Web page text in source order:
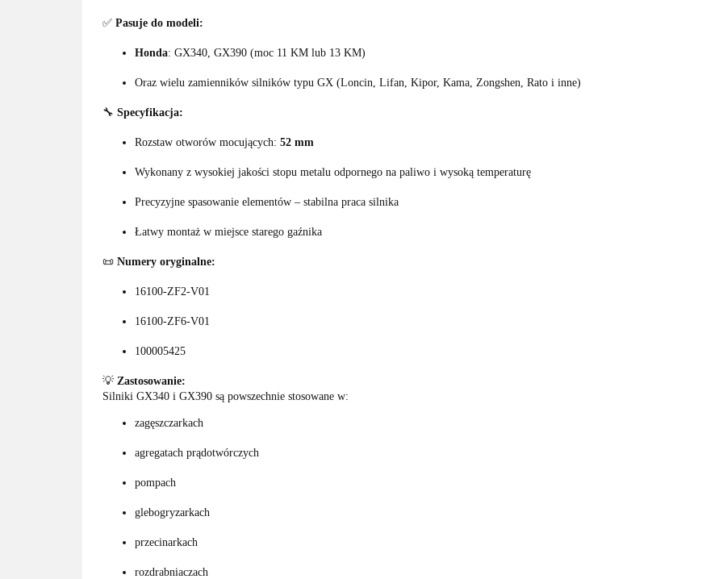
✅ Pasuje do modeli:
Honda: GX340, GX390 (moc 11 KM lub 13 KM)
Oraz wielu zamienników silników typu GX (Loncin, Lifan, Kipor, Kama, Zongshen, Rato i inne)
🔧 Specyfikacja:
Rozstaw otworów mocujących: 52 mm
Wykonany z wysokiej jakości stopu metalu odpornego na paliwo i wysoką temperaturę
Precyzyjne spasowanie elementów – stabilna praca silnika
Łatwy montaż w miejsce starego gaźnika
📜 Numery oryginalne:
16100-ZF2-V01
16100-ZF6-V01
100005425
💡 Zastosowanie:
Silniki GX340 i GX390 są powszechnie stosowane w:
zagęszczarkach
agregatach prądotwórczych
pompach
glebogryzarkach
przecinarkach
rozdrabniaczach